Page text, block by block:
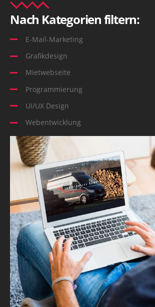
Nach Kategorien filtern:
E-Mail-Marketing
Grafikdesign
Mietwebseite
Programmierung
UI/UX Design
Webentwicklung